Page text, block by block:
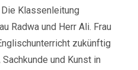
Klassenleitung
Radwa und Herr Ali. Frau
zukünftig
und Kunst in